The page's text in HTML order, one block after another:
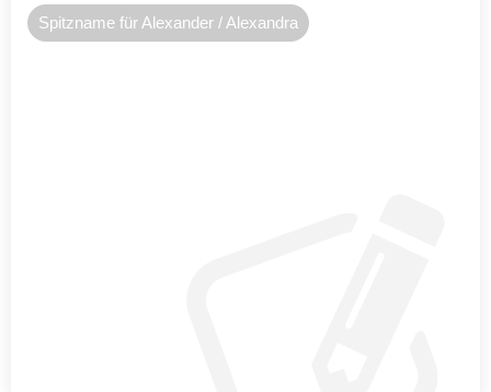
Spitzname für Alexander / Alexandra